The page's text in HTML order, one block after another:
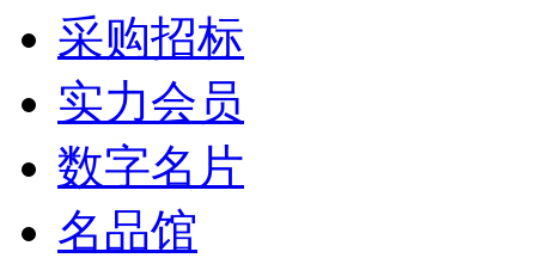
采购招标
实力会员
数字名片
名品馆